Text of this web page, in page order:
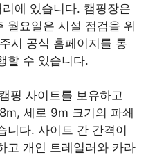
에 있습니다. 캠핑장은
월요일은 시설 점검을 위
시 공식 홈페이지를 통
할 수 있습니다.
핑 사이트를 보유하고
세로 9m 크기의 파쇄
니다. 사이트 간 간격이
고 개인 트레일러와 카라